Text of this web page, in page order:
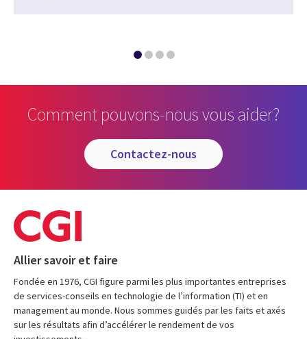
Comment pouvons-nous vous aider?
contactez-nous
Allier savoir et faire
Fondée en 1976, CGI figure parmi les plus importantes entreprises
de services-conseils en technologie de l’information (TI) et en
management au monde. Nous sommes guidés par les faits et axés
sur les résultats afin d’accélérer le rendement de vos